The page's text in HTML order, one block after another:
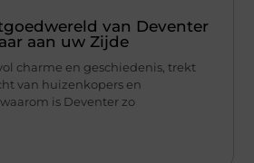
van Deventer
aan uw Zijde
charme en geschiedenis, trekt
van huizenkopers en
is Deventer zo